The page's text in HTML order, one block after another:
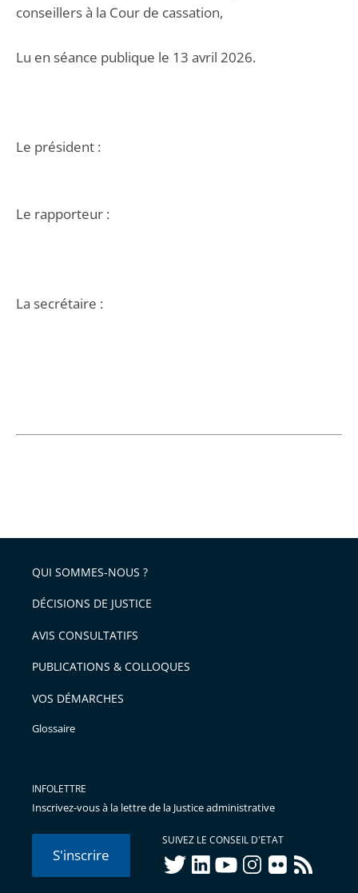
conseillers à la Cour de cassation,
Lu en séance publique le 13 avril 2026.
Le président :
Le rapporteur :
La secrétaire :
QUI SOMMES-NOUS ?
DÉCISIONS DE JUSTICE
AVIS CONSULTATIFS
PUBLICATIONS & COLLOQUES
VOS DÉMARCHES
Glossaire
INFOLETTRE
Inscrivez-vous à la lettre de la Justice administrative
S'inscrire
SUIVEZ LE CONSEIL D'ETAT
twitterlinkedInyoutubeinstagram
flickr rss